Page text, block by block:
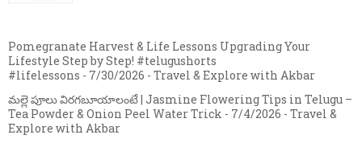
Pomegranate Harvest & Life Lessons Upgrading Your
Lifestyle Step by Step! #telugushorts
#lifelessons - 7/30/2026 - Travel & Explore with Akbar
మల్లె పూలు విరగబూయాలంటే | Jasmine Flowering Tips in Telugu –
Tea Powder & Onion Peel Water Trick - 7/4/2026 - Travel &
Explore with Akbar